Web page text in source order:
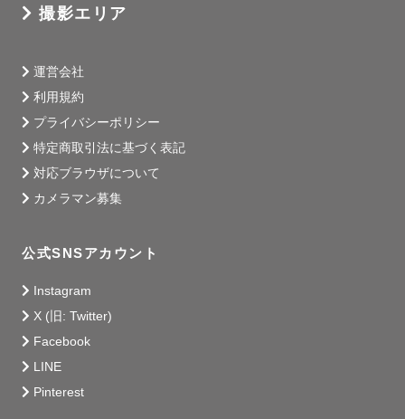
撮影エリア
運営会社
利用規約
プライバシーポリシー
特定商取引法に基づく表記
対応ブラウザについて
カメラマン募集
公式SNSアカウント
Instagram
X (旧: Twitter)
Facebook
LINE
Pinterest